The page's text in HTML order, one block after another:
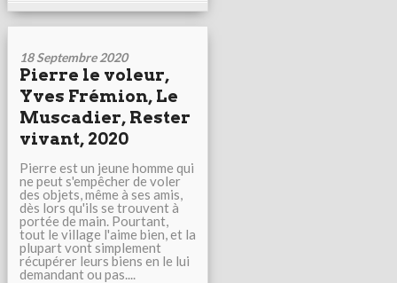
18 Septembre 2020
Pierre le voleur,
Yves Frémion, Le
Muscadier, Rester
vivant, 2020
Pierre est un jeune homme qui
ne peut s'empêcher de voler
des objets, même à ses amis,
dès lors qu'ils se trouvent à
portée de main. Pourtant,
tout le village l'aime bien, et la
plupart vont simplement
récupérer leurs biens en le lui
demandant ou pas....